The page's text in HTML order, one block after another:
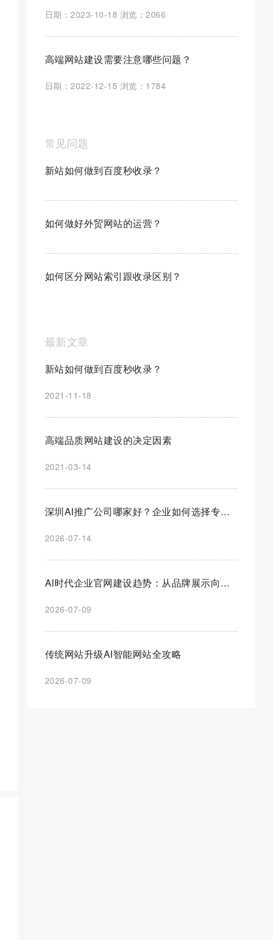
日期：2023-10-18 浏览：2066
高端网站建设需要注意哪些问题？
日期：2022-12-15 浏览：1784
常见问题
新站如何做到百度秒收录？
如何做好外贸网站的运营？
如何区分网站索引跟收录区别？
最新文章
新站如何做到百度秒收录？
2021-11-18
高端品质网站建设的决定因素
2021-03-14
深圳AI推广公司哪家好？企业如何选择专业AI营销推广服务商
2026-07-14
AI时代企业官网建设趋势：从品牌展示向智能营销平台全面升级
2026-07-09
传统网站升级AI智能网站全攻略
2026-07-09